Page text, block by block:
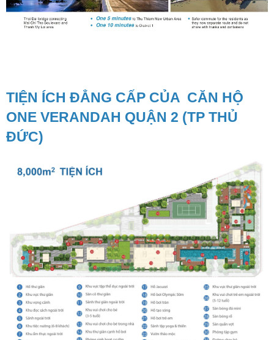
TIỆN ÍCH ĐẲNG CẤP CỦA CĂN HỘ
ONE VERANDAH QUẬN 2 (TP THỦ
ĐỨC)